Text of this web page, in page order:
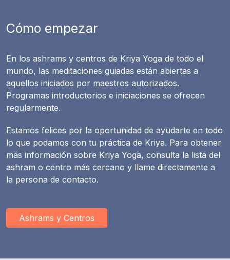
Cómo empezar
En los ashrams y centros de Kriya Yoga de todo el
mundo, las meditaciones guiadas están abiertas a
aquellos iniciados por maestros autorizados.
Programas introductorios e iniciaciones se ofrecen
regularmente.
Estamos felices por la oportunidad de ayudarte en todo
lo que podamos con tu práctica de Kriya. Para obtener
más información sobre Kriya Yoga, consulta la lista del
ashram o centro más cercano y llame directamente a
la persona de contacto.
Ashrams y Centros